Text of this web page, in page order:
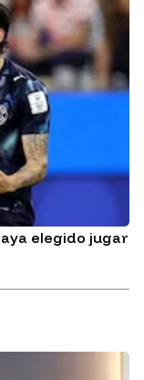
elegido jugar